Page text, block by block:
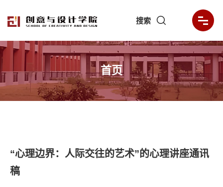
搜索
首页
“心理边界：人际交往的艺术”的心理讲座通讯
稿